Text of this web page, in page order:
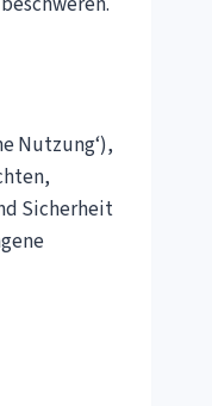
Nutzung‘),
Sicherheit